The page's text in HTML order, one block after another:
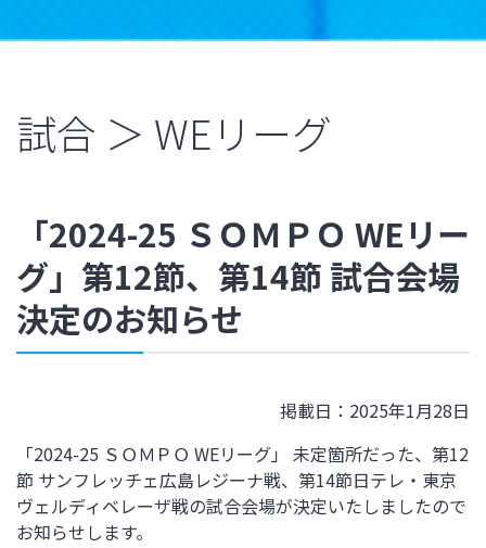
試合 ＞ WEリーグ
「2024-25 ＳＯＭＰＯ WEリー
グ」第12節、第14節 試合会場
決定のお知らせ
掲載日：2025年1月28日
「2024-25 ＳＯＭＰＯ WEリーグ」 未定箇所だった、第12
節 サンフレッチェ広島レジーナ戦、 第14節日テレ・東京
ヴェルディベレーザ戦の試合会場が決定いたしましたので
お知らせします。